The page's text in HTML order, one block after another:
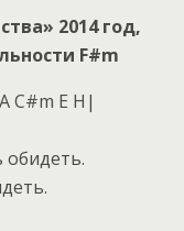
2014 год,
F#m
C#m E H|